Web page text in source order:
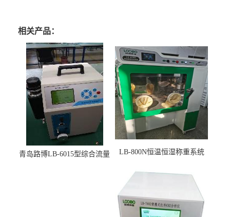
相关产品：
青岛路博LB-6015型综合流量
LB-800N恒温恒湿称重系统